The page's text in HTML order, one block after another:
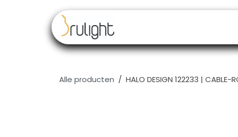
Alle producten HALO DESIGN 122233 | CABLE-